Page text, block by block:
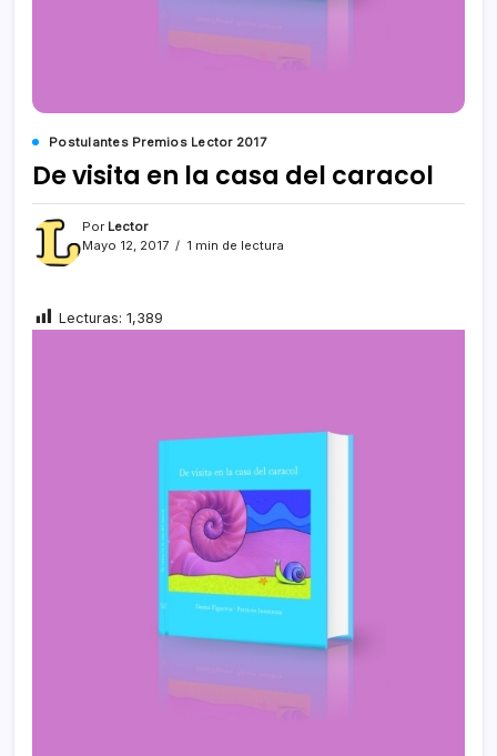
Postulantes Premios Lector 2017
De visita en la casa del caracol
Por Lector
Mayo 12, 2017
1 min de lectura
Lecturas: 1,389